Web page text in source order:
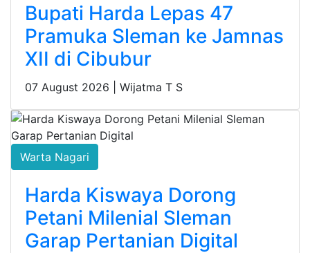
Bupati Harda Lepas 47
Pramuka Sleman ke Jamnas
XII di Cibubur
07 August 2026 | Wijatma T S
Warta Nagari
Harda Kiswaya Dorong
Petani Milenial Sleman
Garap Pertanian Digital